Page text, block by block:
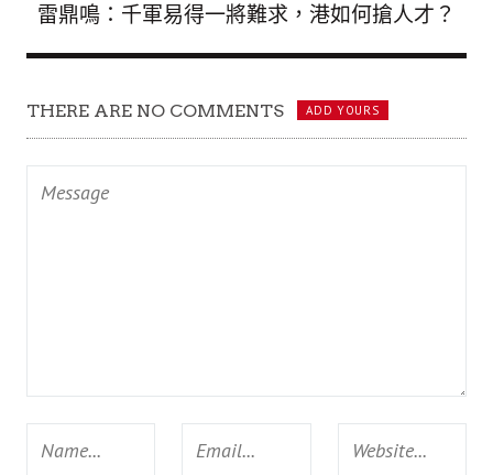
雷鼎鳴：千軍易得一將難求，港如何搶人才？
THERE ARE NO COMMENTS ADD YOURS